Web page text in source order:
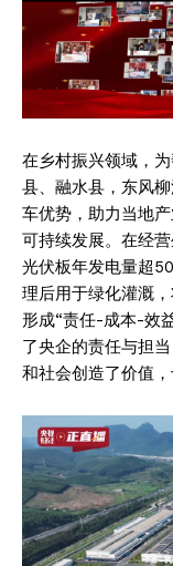
在乡村振兴领域，
县、融水县，东风
车优势，助力当地
可持续发展。在经
光伏板年发电量超
理后用于绿化灌溉
形成“责任-成本-效
了央企的责任与担
和社会创造了价值